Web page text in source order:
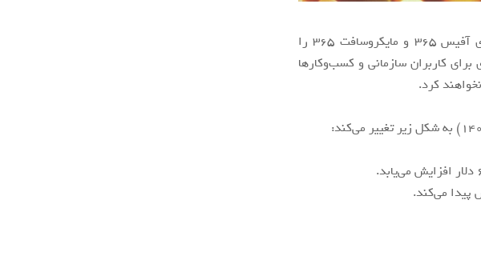
مایکروسافت برای اولین بار پس از سال‌ها قیمت سرویس‌های آفیس ۳۶۵ و مایکروسافت ۳۶۵ را
کاربران سازمانی و کسب‌و‌کارها
کرد.